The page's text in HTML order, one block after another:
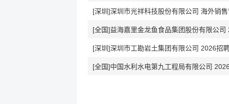
[深圳]深圳市光祥科技股份有限公司 海外销售
[全国]益海嘉里金龙鱼食品集团股份有限公司
[深圳]深圳市工勘岩土集团有限公司 2026招
[全国]中国水利水电第九工程局有限公司